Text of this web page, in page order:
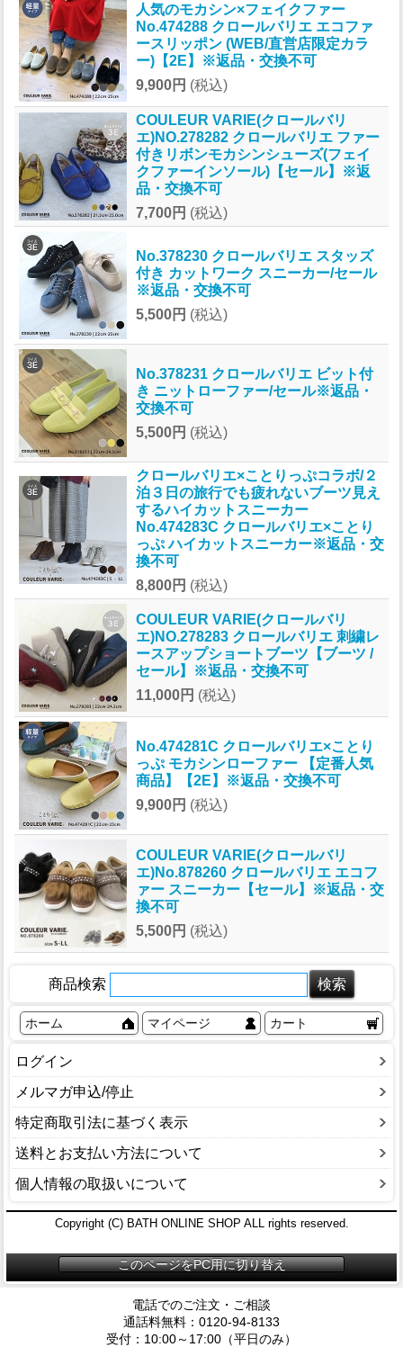
人気のモカシン×フェイクファー
No.474288 クロールバリエ エコファ
ースリッポン (WEB/直営店限定カラ
ー)【2E】※返品・交換不可
9,900円 (税込)
COULEUR VARIE(クロールバリ
エ)NO.278282 クロールバリエ ファー
付きリボンモカシンシューズ(フェイ
クファーインソール)【セール】※返
品・交換不可
7,700円 (税込)
No.378230 クロールバリエ スタッズ
付き カットワーク スニーカー/セール
※返品・交換不可
5,500円 (税込)
No.378231 クロールバリエ ビット付
き ニットローファー/セール※返品・
交換不可
5,500円 (税込)
クロールバリエ×ことりっぷコラボ/２
泊３日の旅行でも疲れないブーツ見え
するハイカットスニーカー
No.474283C クロールバリエ×ことり
っぷ ハイカットスニーカー※返品・交
換不可
8,800円 (税込)
COULEUR VARIE(クロールバリ
エ)NO.278283 クロールバリエ 刺繍レ
ースアップショートブーツ【ブーツ /
セール】※返品・交換不可
11,000円 (税込)
No.474281C クロールバリエ×ことり
っぷ モカシンローファー 【定番人気
商品】【2E】※返品・交換不可
9,900円 (税込)
COULEUR VARIE(クロールバリ
エ)No.878260 クロールバリエ エコフ
ァー スニーカー【セール】※返品・交
換不可
5,500円 (税込)
商品検索
ホーム マイページ カート
ログイン
メルマガ申込/停止
特定商取引法に基づく表示
送料とお支払い方法について
個人情報の取扱いについて
Copyright (C) BATH ONLINE SHOP ALL rights reserved.
電話でのご注文・ご相談
通話料無料：0120-94-8133
受付：10:00～17:00（平日のみ）
このページをPC用に切り替え